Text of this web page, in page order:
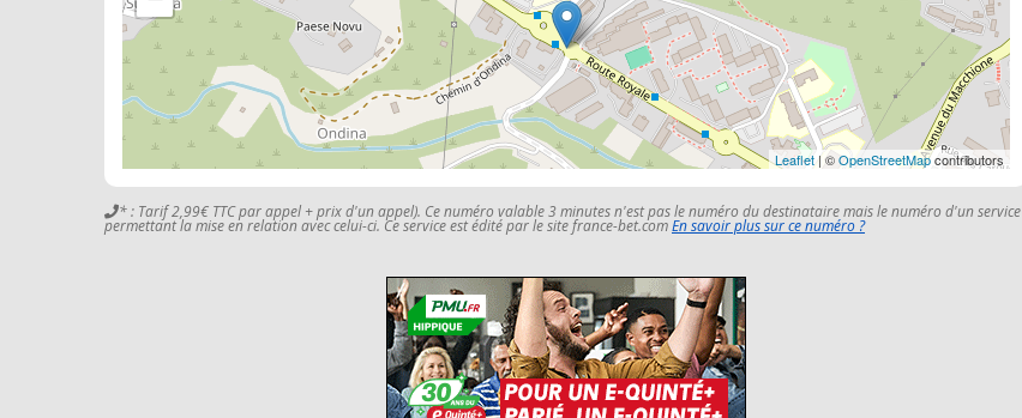
Leaflet| ©OpenStreetMapcontributors
* : Tarif 2,99€ TTC par appel + prix d'un appel). Ce numéro valable 3 minutes n'est pas le numéro du destinataire mais le numéro d'un service
permettant la mise en relation avec celui-ci. Ce service est édité par le site france-bet.comEn savoir plus sur ce numéro ?